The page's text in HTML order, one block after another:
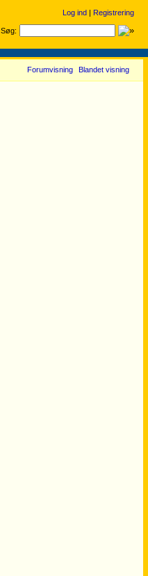
Log ind | Registrering
Søg:
Forumvisning Blandet visning